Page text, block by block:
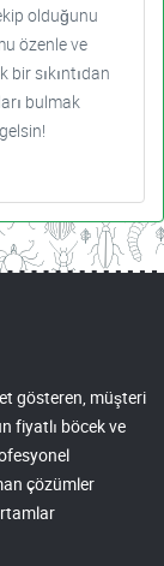
olduğunu
özenle ve
sıkıntıdan
bulmak
gösteren, müşteri
fiyatlı böcek ve
çözümler